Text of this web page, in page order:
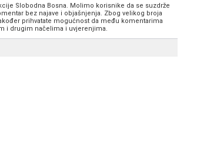
Slobodna Bosna. Molimo korisnike da se suzdrže
bez najave i objašnjenja. Zbog velikog broja
prihvatate mogućnost da među komentarima
i drugim načelima i uvjerenjima.